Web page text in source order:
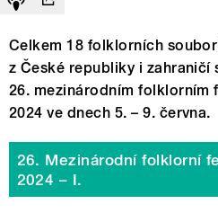
Celkem 18 folklorních
z České republiky i zahraničí
26. mezinárodním folklorním
2024 ve dnech 5. – 9. června.
26. Mezinárodní folklorní
2024 – I.